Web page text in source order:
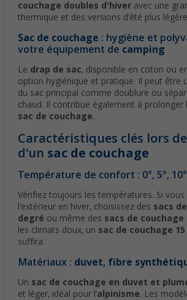
couchage doubles d'hiver avec une
thermique et des versions d'été plus
Sac de couchage : hygiène et
votre équipement de camping
Le drap de sac, disponible en coton ou
option hygiénique et pratique. Il peut être
du sac principal comme doublure ou
chaud. Il contribue également à prolonger
sac de couchage.
Caractéristiques clés lors
d'un sac de couchage
Température de confort : 0°, 5°, 10°
Vérifiez toujours les températures. Si
l'extérieur en hiver, choisissez des sacs
degré ou même des sacs de couchage
les climats doux, un sac de couchage
suffira.
Matériaux : duvet, fibre
Un sac de couchage en duvet et
et léger, idéal pour l’alpinisme. Les